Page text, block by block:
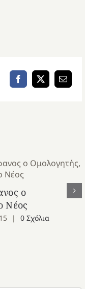
Facebook
X Email
ο
Νέος
| 0 Σχόλια